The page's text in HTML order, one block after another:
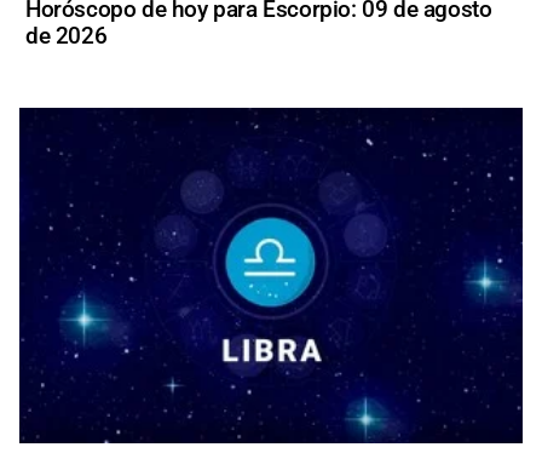
Horóscopo de hoy para Escorpio: 09 de agosto
de 2026